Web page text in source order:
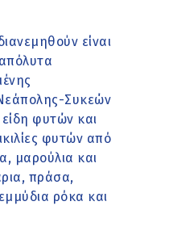
είναι
Συκεών
φυτών και
φυτών από
μαρούλια και
πράσα,
ρόκα και